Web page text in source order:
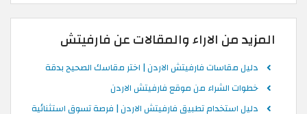
المزيد من الاراء والمقالات عن فارفيتش
دليل مقاسات فارفيتش الاردن | اختر مقاسك الصحيح بدقة
خطوات الشراء من موقع فارفيتش الاردن
دليل استخدام تطبيق فارفيتش الاردن | فرصة تسوق استثنائية